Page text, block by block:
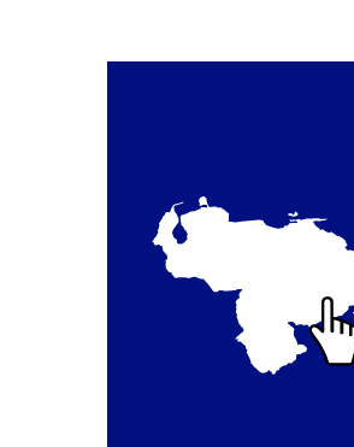
Vehículos Grúas de Arrastre y
Renovación Licencia de
Conexo de Remolque y Traslado
Grúas de Arrastre y Plataforma.